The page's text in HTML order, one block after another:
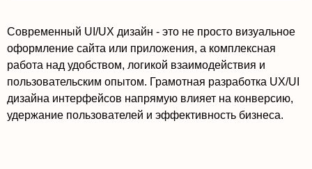
Современный UI/UX дизайн - это не просто визуальное
оформление сайта или приложения, а комплексная
работа над удобством, логикой взаимодействия и
пользовательским опытом. Грамотная разработка UX/UI
дизайна интерфейсов напрямую влияет на конверсию,
удержание пользователей и эффективность бизнеса.